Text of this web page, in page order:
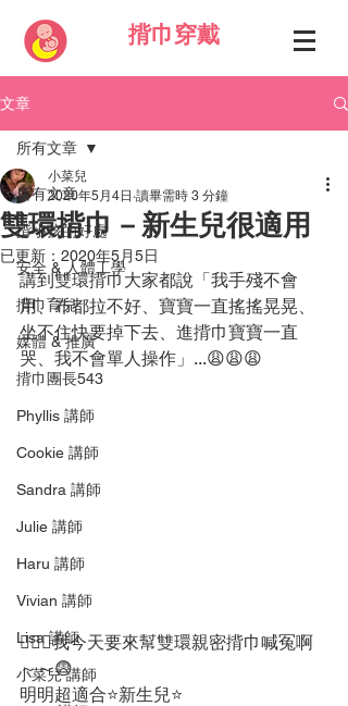
揹巾穿戴
文章
所有文章
揹小孩的好處
安全 & 人體工學
揹巾育兒
媒體 & 推廣
揹巾團長543
Phyllis 講師
Cookie 講師
Sandra 講師
Julie 講師
Haru 講師
Vivian 講師
Lisa 講師
小菜兒 講師
所有文章
雙環揹巾－新生兒很適用
小菜兒
2020年5月4日 讀畢需時 3 分鐘
已更新： 2020年5月5日
講到雙環揹巾大家都說「我手殘不會
用、布都拉不好、寶寶一直搖搖晃晃、
坐不住快要掉下去、進揹巾寶寶一直
哭、我不會單人操作」 ...😩😩😩
🙋🏻‍♀️我今天要來幫雙環親密揹巾喊冤啊
～～😨
明明超適合⭐️新生兒⭐️